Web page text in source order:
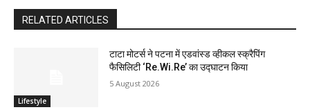
RELATED ARTICLES
Lifestyle
टाटा मोटर्स ने पटना में एडवांस्ड व्हीकल स्क्रैपिंग
फैसिलिटी ‘Re.Wi.Re’ का उद्घाटन किया
5 August 2026